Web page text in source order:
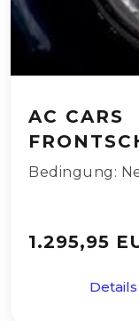
AC CARS
Bedingung:
1.295,95
Details